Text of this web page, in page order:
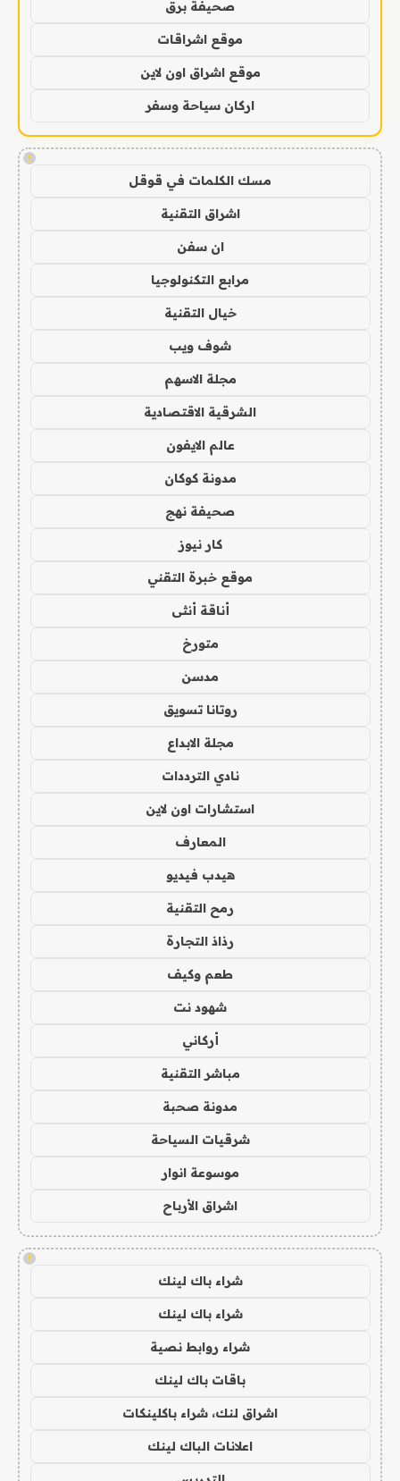
صحيفة برق
موقع اشراقات
موقع اشراق اون لاين
اركان سياحة وسفر
!
مسك الكلمات في قوقل
اشراق التقنية
ان سفن
مرابع التكنولوجيا
خيال التقنية
شوف ويب
مجلة الاسهم
الشرقية الاقتصادية
عالم الايفون
مدونة كوكان
صحيفة نهج
كار نيوز
موقع خبرة التقني
أناقة أنثى
متورخ
مدسن
روتانا تسويق
مجلة الابداع
نادي الترددات
استشارات اون لاين
المعارف
هيدب فيديو
رمح التقنية
رذاذ التجارة
طعم وكيف
شهود نت
أركاني
مباشر التقنية
مدونة صحبة
شرقيات السياحة
موسوعة انوار
اشراق الأرباح
!
شراء باك لينك
شراء باك لينك
شراء روابط نصية
باقات باك لينك
اشراق لنك، شراء باكلينكات
اعلانات الباك لينك